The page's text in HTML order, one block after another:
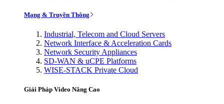
Mạng & Truyền Thông
Industrial, Telecom and Cloud Servers
Network Interface & Acceleration Cards
Network Security Appliances
SD-WAN & uCPE Platforms
WISE-STACK Private Cloud
Giải Pháp Video Nâng Cao